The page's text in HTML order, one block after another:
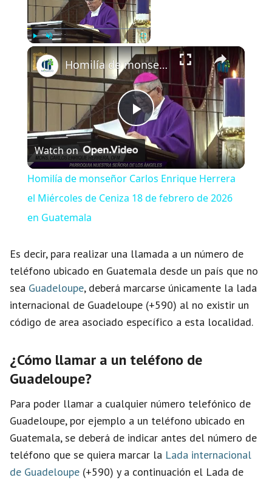
Fullscreen
Now Playing
×
P
l
a
V
i
o
Homilía de monseñor Carlos Enrique Herrera el Miércoles de Ceniza 18 de febrero de 2026 en Guatemala
Watch on
Homilía de monseñor Carlos Enrique Herrera
el Miércoles de Ceniza 18 de febrero de 2026
en Guatemala
Es decir, para realizar una llamada a un número de
teléfono ubicado en Guatemala desde un país que no
sea Guadeloupe, deberá marcarse únicamente la lada
internacional de Guadeloupe (+590) al no existir un
código de area asociado específico a esta localidad.
¿Cómo llamar a un teléfono de
Guadeloupe?
Para poder llamar a cualquier número telefónico de
Guadeloupe, por ejemplo a un teléfono ubicado en
Guatemala, se deberá de indicar antes del número de
teléfono que se quiera marcar la Lada internacional
de Guadeloupe (+590) y a continuación el Lada de